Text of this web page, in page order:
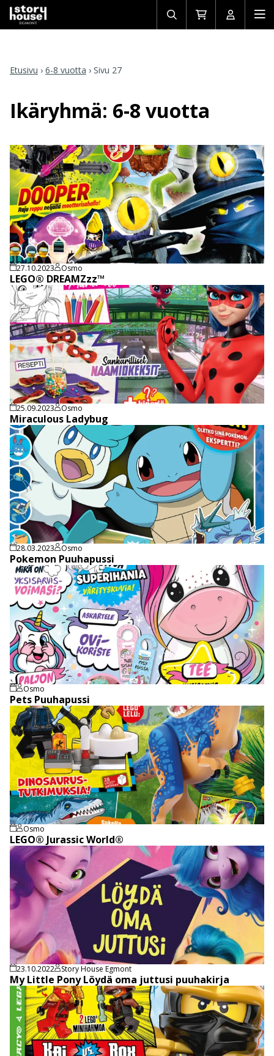
Avaa/sulje
haku
Siirry
ostoskoriin
Avaa/
Etusivu › 6-8 vuotta › Sivu 27
Ikäryhmä: 6-8 vuotta
27.10.2023 Osmo
LEGO® DREAMZzz™
25.09.2023 Osmo
Miraculous Ladybug
28.03.2023 Osmo
Pokemon Puuhapussi
Osmo
Pets Puuhapussi
Osmo
LEGO® Jurassic World®
23.10.2022 Story House Egmont
My Little Pony Löydä oma juttusi puuhakirja